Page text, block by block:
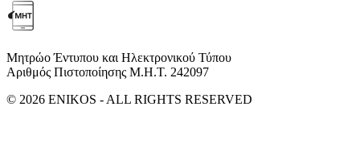
Μητρώο Έντυπου και Ηλεκτρονικού Τύπου
Αριθμός Πιστοποίησης Μ.Η.Τ. 242097
© 2026 ENIKOS - ALL RIGHTS RESERVED